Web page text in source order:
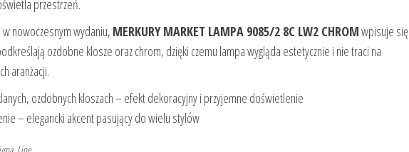
przestrzeń.
nowoczesnym wydaniu, MERKURY MARKET LAMPA 9085/2 8C LW2 CHROMwpisuje się
ozdobne klosze oraz chrom, dzięki czemu lampa wygląda estetycznie i nie traci na
aranżacji.
ozdobnych kloszach – efekt dekoracyjny i przyjemne doświetlenie
– elegancki akcent pasujący do wielu stylów